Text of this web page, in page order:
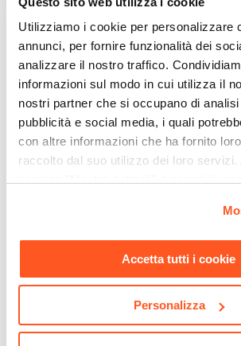
Utilizziamo i cookie per personalizzare
annunci, per fornire funzionalità dei
analizzare il nostro traffico.
informazioni sul modo in cui utilizza il
nostri partner che si occupano di
pubblicità e social media, i quali
con altre informazioni che ha fornito
raccolto dal suo utilizzo dei loro servizi.
momento. Per maggiori informazioni si
Accetta tutti i cookie
Personalizza
Flessibilità e soluzioni salvaspazio
risolvere anche il progetto bagno
Riepilogo Caratteristiche
1"1/4 G
Compatibilità Sifone
Lavabo
Ti suggeriamo anche